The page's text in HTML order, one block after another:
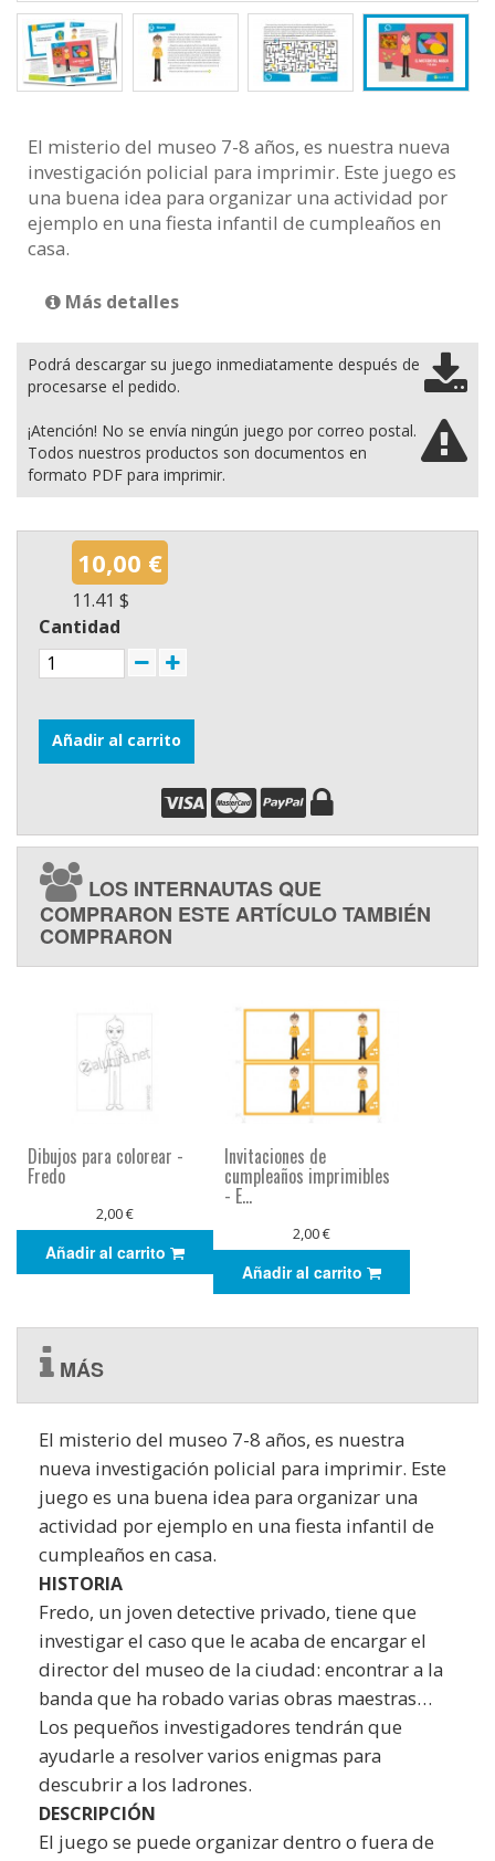
El misterio del museo 7-8 años, es nuestra nueva
investigación policial para imprimir. Este juego es
una buena idea para organizar una actividad por
ejemplo en una fiesta infantil de cumpleaños en
casa.
Más detalles
Podrá descargar su juego inmediatamente después de
procesarse el pedido.
¡Atención! No se envía ningún juego por correo postal.
Todos nuestros productos son documentos en
formato PDF para imprimir.
10,00 €
11.41 $
Cantidad
Añadir al carrito
LOS INTERNAUTAS QUE
COMPRARON ESTE ARTÍCULO TAMBIÉN
COMPRARON
Dibujos para colorear -
Fredo
2,00 €
Añadir al carrito
Invitaciones de
cumpleaños imprimibles
- E...
2,00 €
Añadir al carrito
MÁS
El misterio del museo 7-8 años, es nuestra
nueva investigación policial para imprimir. Este
juego es una buena idea para organizar una
actividad por ejemplo en una fiesta infantil de
cumpleaños en casa.
HISTORIA
Fredo, un joven detective privado, tiene que
investigar el caso que le acaba de encargar el
director del museo de la ciudad: encontrar a la
banda que ha robado varias obras maestras…
Los pequeños investigadores tendrán que
ayudarle a resolver varios enigmas para
descubrir a los ladrones.
DESCRIPCIÓN
El juego se puede organizar dentro o fuera de